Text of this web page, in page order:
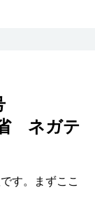
省 ネガテ
す。まずここ